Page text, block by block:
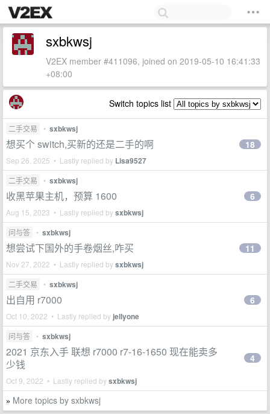
sxbkwsj
V2EX member #411096, joined on 2019-05-10 16:41:33
+08:00
Switch topics list
二手交易 • sxbkwsj
想买个 switch,买新的还是二手的啊
Sep 26, 2025 • Lastly replied by Lisa9527
18
二手交易 • sxbkwsj
收黑苹果主机，预算 1600
Aug 15, 2023 • Lastly replied bysxbkwsj
6
问与答 • sxbkwsj
想尝试下国外的手卷烟丝,咋买
Nov 27, 2022 • Lastly replied bysxbkwsj
11
二手交易 • sxbkwsj
出自用 r7000
Oct 10, 2022 • Lastly replied by jellyone
6
问与答 • sxbkwsj
2021 京东入手 联想 r7000 r7-16-1650 现在能卖多
少钱
Oct 9, 2022 • Lastly replied bysxbkwsj
4
» More topics by sxbkwsj